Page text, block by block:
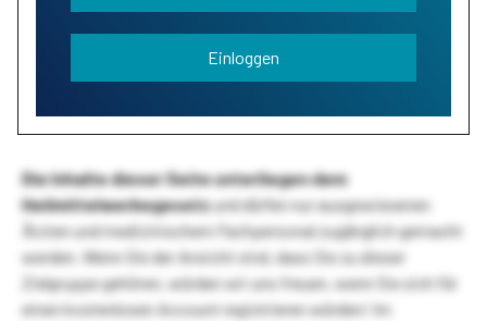
Einloggen
Die Inhalte dieser Seite unterliegen dem
Heilmittelwerbegesetzund dürfen nur ausgewiesenen
Ärzten und medizinischem Fachpersonal zugänglich gemacht
werden. Wenn Sie der Ansicht sind, dass Sie zu dieser
Zielgruppe gehören, würden wir uns freuen, wenn Sie sich für
einen kostenlosen Account registrieren würden! Im